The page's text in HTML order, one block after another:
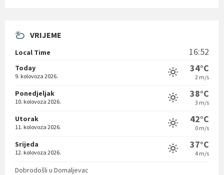
VRIJEME
Local Time 16:52
Today
9. kolovoza 2026.
34°C
2 m/s
Ponedjeljak
10. kolovoza 2026.
38°C
3 m/s
Utorak
11. kolovoza 2026.
42°C
0 m/s
Srijeda
12. kolovoza 2026.
37°C
4 m/s
Dobrodošli u Domaljevac